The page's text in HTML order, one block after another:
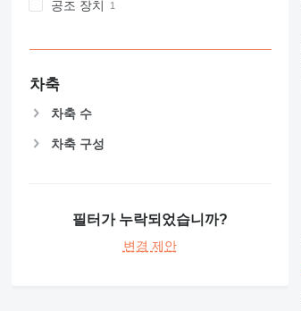
RM
공조 장치
차축
차축 수
차축 구성
필터가 누락되었습니까?
변경 제안